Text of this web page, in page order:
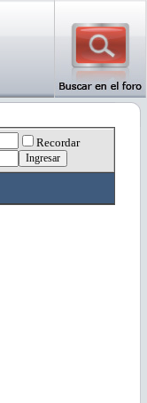
Recordar